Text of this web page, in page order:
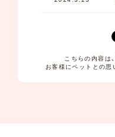
こちらの内容は
お客様にペットとの思